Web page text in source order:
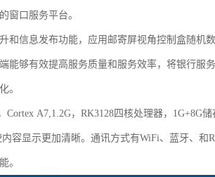
窗口服务平台。
和信息发布功能，应用邮寄屏视角控制盒随机
能够有效提高服务质量和服务效率，将银行服
。
A7,1.2G，RK3128四核处理器，1G+8G
容显示更加清晰。通讯方式有WiFi、蓝牙、和
。